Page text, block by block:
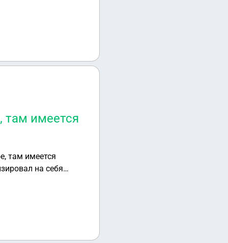
части квадратных
там имеется
на себя
Законы ли их